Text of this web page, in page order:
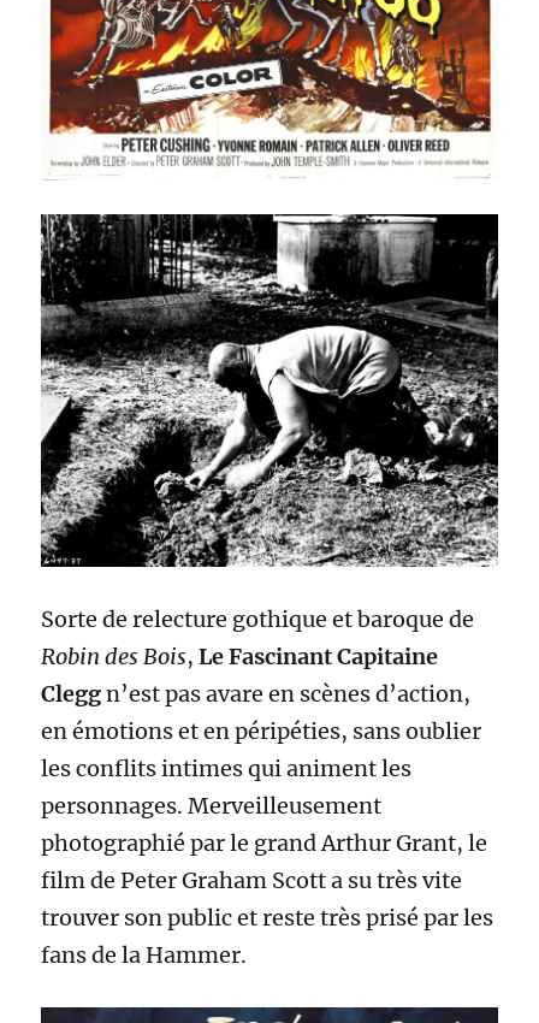
Sorte de relecture gothique et baroque de
Robin des Bois,Le Fascinant Capitaine
Cleggn’est pas avare en scènes d’action,
en émotions et en péripéties, sans oublier
les conflits intimes qui animent les
personnages. Merveilleusement
photographié par le grand Arthur Grant, le
film de Peter Graham Scott a su très vite
trouver son public et reste très prisé par les
fans de la Hammer.